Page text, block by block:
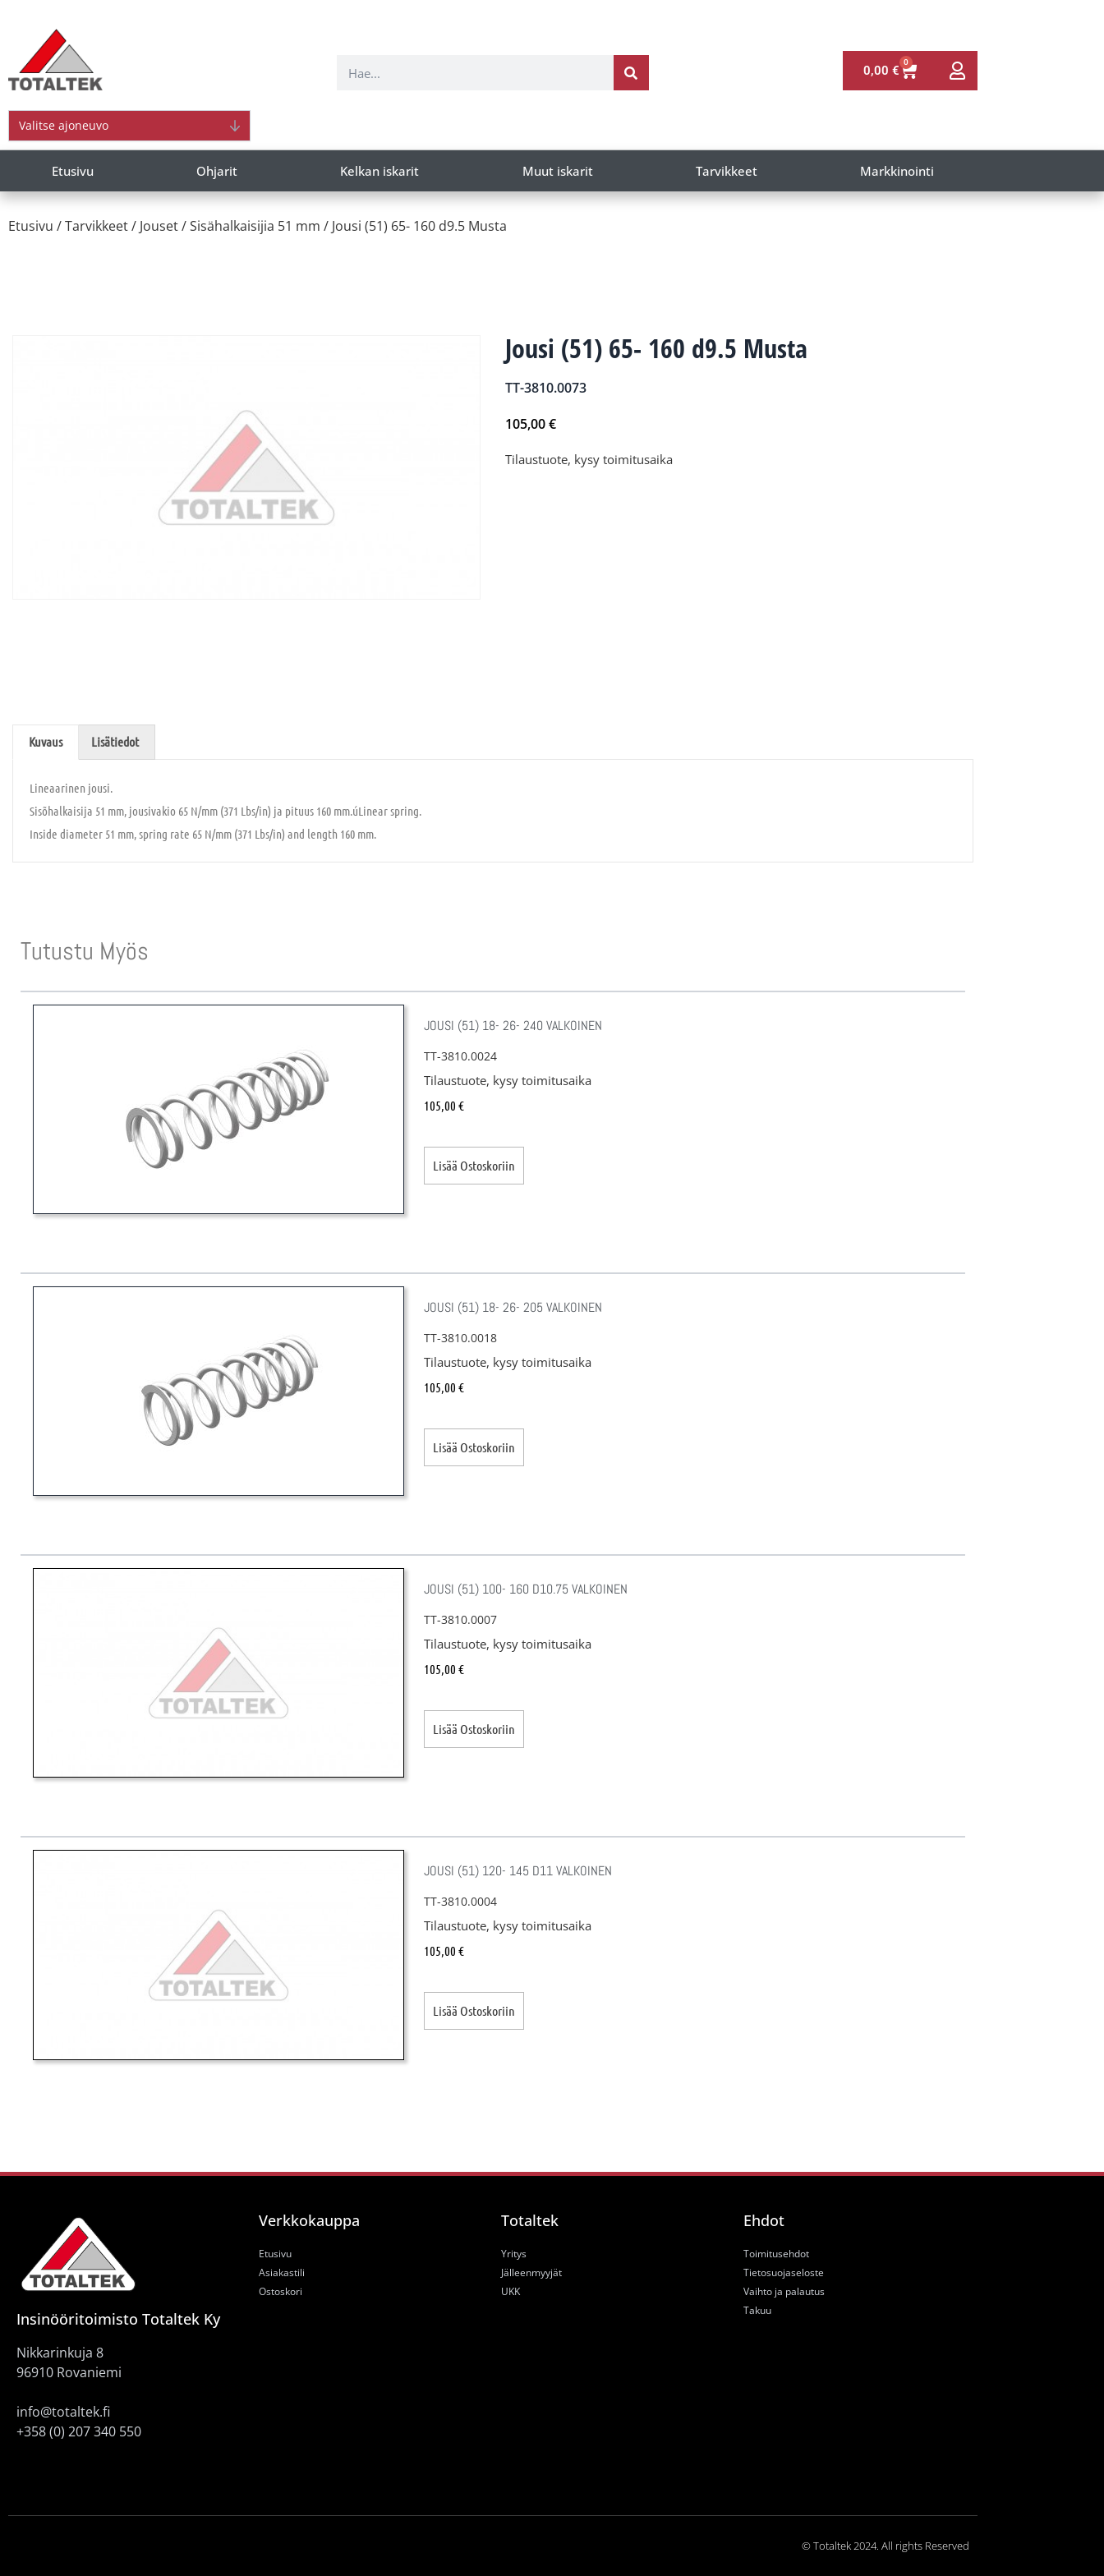
0,00 €
0
Valitse ajoneuvo
Etusivu Ohjarit Kelkan iskarit Muut iskarit Tarvikkeet Markkinointi
Etusivu /Tarvikkeet/ Jouset/Sisähalkaisijia 51 mm / Jousi (51) 65- 160 d9.5 Musta
Jousi (51) 65- 160 d9.5 Musta
TT-3810.0073
105,00€
Tilaustuote, kysy toimitusaika
Kuvaus Lisätiedot
Lineaarinen jousi.
Sisõhalkaisija 51 mm, jousivakio 65 N/mm (371 Lbs/in) ja pituus 160 mm.úLinear spring.
Inside diameter 51 mm, spring rate 65 N/mm (371 Lbs/in) and length 160 mm.
Tutustu Myös
JOUSI (51) 18- 26- 240 VALKOINEN
TT-3810.0024
Tilaustuote, kysy toimitusaika
105,00 €
Lisää Ostoskoriin
JOUSI (51) 18- 26- 205 VALKOINEN
TT-3810.0018
Tilaustuote, kysy toimitusaika
105,00 €
Lisää Ostoskoriin
JOUSI (51) 100- 160 D10.75 VALKOINEN
TT-3810.0007
Tilaustuote, kysy toimitusaika
105,00 €
Lisää Ostoskoriin
JOUSI (51) 120- 145 D11 VALKOINEN
TT-3810.0004
Tilaustuote, kysy toimitusaika
105,00 €
Lisää Ostoskoriin
Insinööritoimisto Totaltek Ky
Nikkarinkuja 8
96910 Rovaniemi
info@totaltek.fi
+358 (0) 207 340 550
Verkkokauppa
Etusivu
Asiakastili
Ostoskori
Totaltek
Yritys
Jälleenmyyjät
UKK
Ehdot
Toimitusehdot
Tietosuojaseloste
Vaihto ja palautus
Takuu
© Totaltek 2024. All rights Reserved